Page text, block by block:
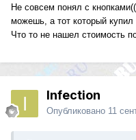
Не совсем понял с
можешь, а тот который купил
Что то не нашел стоимость
Infection
Опубликовано 11